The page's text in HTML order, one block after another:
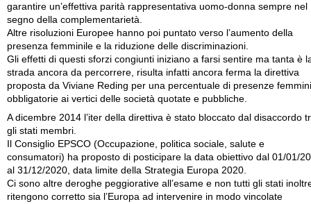
garantire un’effettiva parità rappresentativa uomo-donna sempre nel
segno della complementarietà.
Altre risoluzioni Europee hanno poi puntato verso l’aumento della
presenza femminile e la riduzione delle discriminazioni.
Gli effetti di questi sforzi congiunti iniziano a farsi sentire ma tanta è
strada ancora da percorrere, risulta infatti ancora ferma la direttiva
proposta da Viviane Reding per una percentuale di presenze
obbligatorie ai vertici delle società quotate e pubbliche.
A dicembre 2014 l’iter della direttiva è stato bloccato dal disaccordo
gli stati membri.
Il Consiglio EPSCO (Occupazione, politica sociale, salute e
consumatori) ha proposto di posticipare la data obiettivo dal 01/01/
al 31/12/2020, data limite della Strategia Europa 2020.
Ci sono altre deroghe peggiorative all’esame e non tutti gli stati
ritengono corretto sia l’Europa ad intervenire in modo vincolate